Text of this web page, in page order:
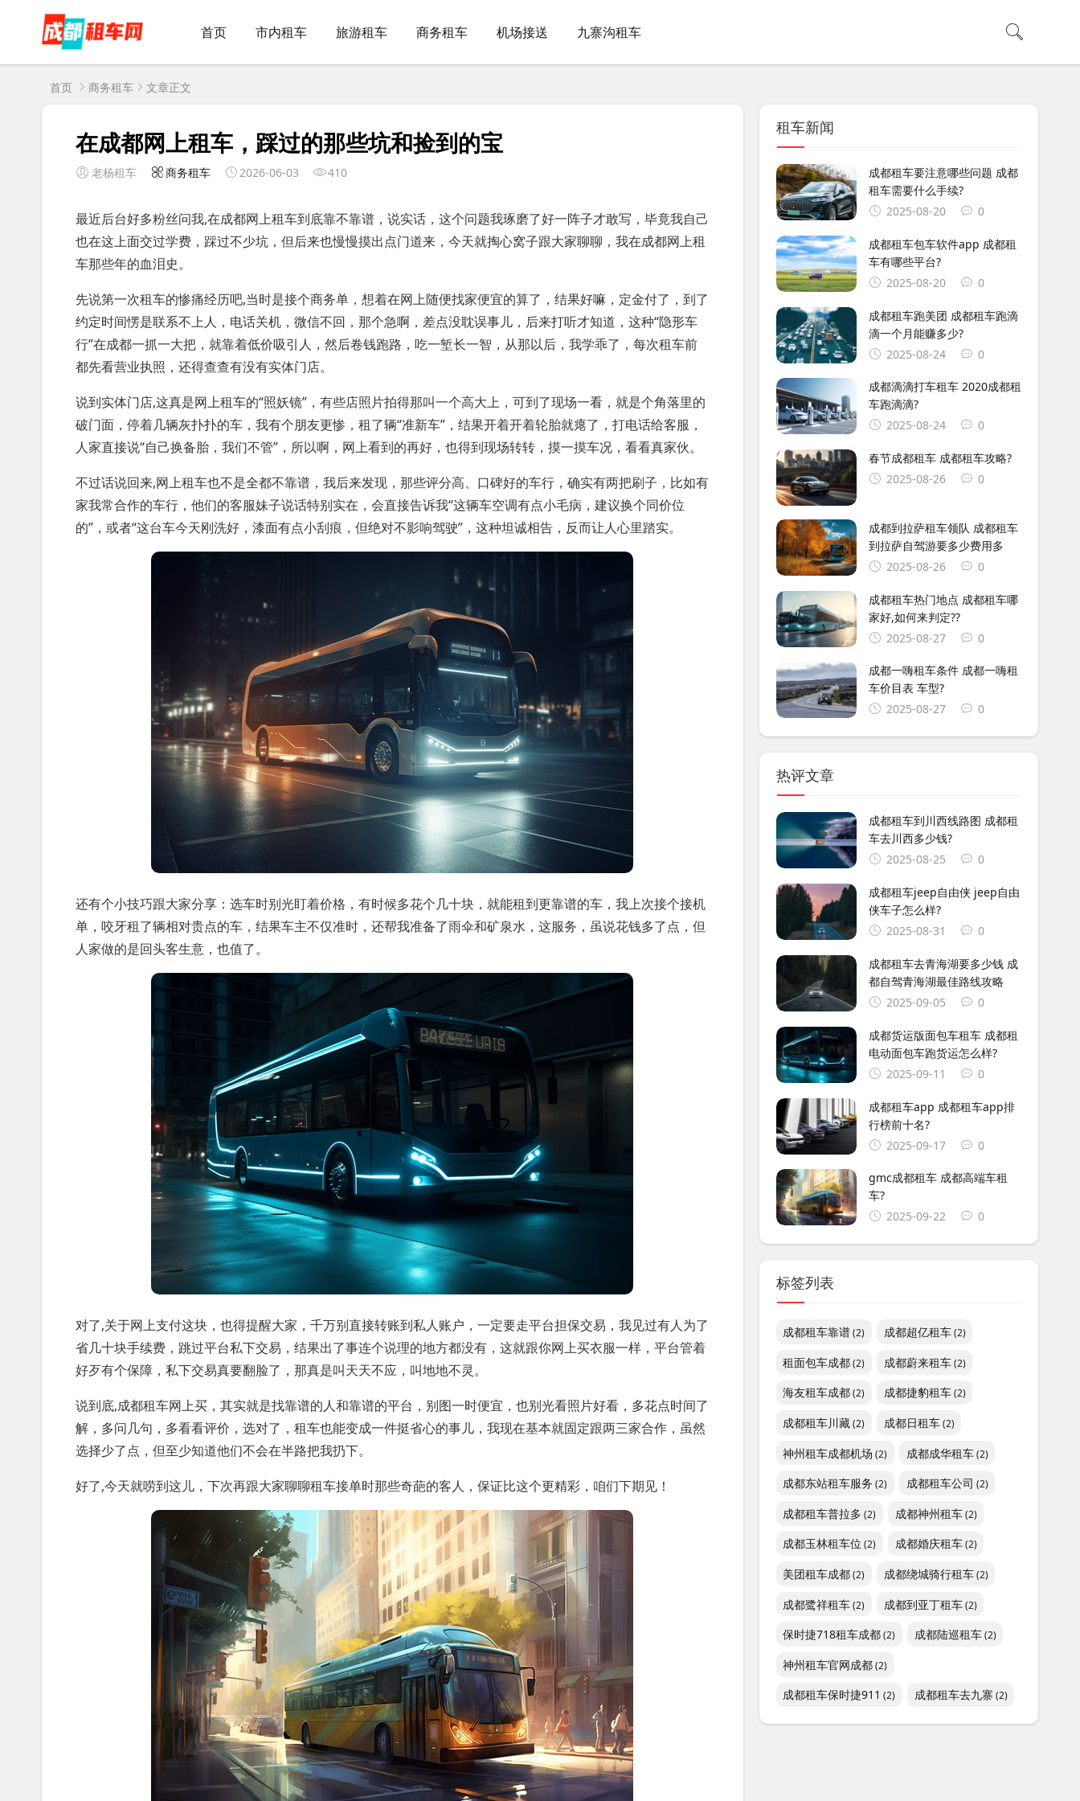
首页 市内租车 旅游租车 商务租车 机场接送 九寨沟租车
首页 商务租车 文章正文
在成都网上租车，踩过的那些坑和捡到的宝
老杨租车 商务租车 2026-06-03 410
最近后台好多粉丝问我,在成都网上租车到底靠不靠谱，说实话，这个问题我琢磨了好一阵子才敢写，毕竟我自己
也在这上面交过学费，踩过不少坑，但后来也慢慢摸出点门道来，今天就掏心窝子跟大家聊聊，我在成都网上租
车那些年的血泪史。
先说第一次租车的惨痛经历吧,当时是接个商务单，想着在网上随便找家便宜的算了，结果好嘛，定金付了，到了
约定时间愣是联系不上人，电话关机，微信不回，那个急啊，差点没耽误事儿，后来打听才知道，这种“隐形车
行”在成都一抓一大把，就靠着低价吸引人，然后卷钱跑路，吃一堑长一智，从那以后，我学乖了，每次租车前
都先看营业执照，还得查查有没有实体门店。
说到实体门店,这真是网上租车的“照妖镜”，有些店照片拍得那叫一个高大上，可到了现场一看，就是个角落里的
破门面，停着几辆灰扑扑的车，我有个朋友更惨，租了辆“准新车”，结果开着开着轮胎就瘪了，打电话给客服，
人家直接说“自己换备胎，我们不管”，所以啊，网上看到的再好，也得到现场转转，摸一摸车况，看看真家伙。
不过话说回来,网上租车也不是全都不靠谱，我后来发现，那些评分高、口碑好的车行，确实有两把刷子，比如有
家我常合作的车行，他们的客服妹子说话特别实在，会直接告诉我“这辆车空调有点小毛病，建议换个同价位
的”，或者“这台车今天刚洗好，漆面有点小刮痕，但绝对不影响驾驶”，这种坦诚相告，反而让人心里踏实。
还有个小技巧跟大家分享：选车时别光盯着价格，有时候多花个几十块，就能租到更靠谱的车，我上次接个接机
单，咬牙租了辆相对贵点的车，结果车主不仅准时，还帮我准备了雨伞和矿泉水，这服务，虽说花钱多了点，但
人家做的是回头客生意，也值了。
对了,关于网上支付这块，也得提醒大家，千万别直接转账到私人账户，一定要走平台担保交易，我见过有人为了
省几十块手续费，跳过平台私下交易，结果出了事连个说理的地方都没有，这就跟你网上买衣服一样，平台管着
好歹有个保障，私下交易真要翻脸了，那真是叫天天不应，叫地地不灵。
说到底,成都租车网上买，其实就是找靠谱的人和靠谱的平台，别图一时便宜，也别光看照片好看，多花点时间了
解，多问几句，多看看评价，选对了，租车也能变成一件挺省心的事儿，我现在基本就固定跟两三家合作，虽然
选择少了点，但至少知道他们不会在半路把我扔下。
好了,今天就唠到这儿，下次再跟大家聊聊租车接单时那些奇葩的客人，保证比这个更精彩，咱们下期见！
租车新闻
成都租车要注意哪些问题 成都
租车需要什么手续?
2025-08-20
0
成都租车包车软件app 成都租
车有哪些平台?
2025-08-20
0
成都租车跑美团 成都租车跑滴
滴一个月能赚多少?
2025-08-24
0
成都滴滴打车租车 2020成都租
车跑滴滴?
2025-08-24
0
春节成都租车 成都租车攻略?
2025-08-26
0
成都到拉萨租车领队 成都租车
到拉萨自驾游要多少费用多
2025-08-26
0
成都租车热门地点 成都租车哪
家好,如何来判定??
2025-08-27
0
成都一嗨租车条件 成都一嗨租
车价目表 车型?
2025-08-27
0
热评文章
成都租车到川西线路图 成都租
车去川西多少钱?
2025-08-25
0
成都租车jeep自由侠 jeep自由
侠车子怎么样?
2025-08-31
0
成都租车去青海湖要多少钱 成
都自驾青海湖最佳路线攻略
2025-09-05
0
成都货运版面包车租车 成都租
电动面包车跑货运怎么样?
2025-09-11
0
成都租车app 成都租车app排
行榜前十名?
2025-09-17
0
gmc成都租车 成都高端车租
车?
2025-09-22
0
标签列表
成都租车靠谱(2) 成都超亿租车(2)
租面包车成都(2) 成都蔚来租车(2)
海友租车成都(2) 成都捷豹租车(2)
成都租车川藏(2) 成都日租车(2)
神州租车成都机场 (2) 成都成华租车(2)
成都东站租车服务 (2) 成都租车公司 (2)
成都租车普拉多 (2) 成都神州租车(2)
成都玉林租车位 (2) 成都婚庆租车(2)
美团租车成都(2) 成都绕城骑行租车(2)
成都鹭祥租车(2) 成都到亚丁租车(2)
保时捷718租车成都(2) 成都陆巡租车(2)
神州租车官网成都(2)
成都租车保时捷911 (2) 成都租车去九寨 (2)